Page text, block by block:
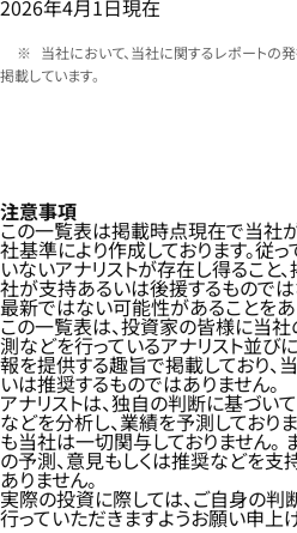
2026年4月1日現在
当社において、当社に関するレポートの
掲載しています。
注意事項
この一覧表は掲載時点現在で当社
社基準により作成しております。従
いないアナリストが存在し得ること
社が支持あるいは後援するものでは
最新ではない可能性があることをあ
この一覧表は、投資家の皆様に当
測などを行っているアナリスト並び
報を提供する趣旨で掲載しており、
いは推奨するものではありません。
アナリストは、独自の判断に基づい
などを分析し、業績を予測しており
も当社は一切関与しておりません。
の予測、意見もしくは推奨などを
ありません。
実際の投資に際しては、ご自身の
行っていただきますようお願い申上